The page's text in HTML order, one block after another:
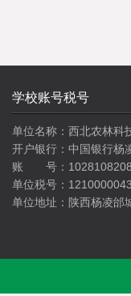
学校账号税号
单位名称：西北农林科
开户银行：中国银行杨
账 号：
单位税号：
单位地址：陕西杨凌邰